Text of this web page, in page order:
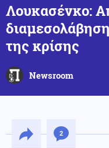
Λουκασένκο:
της κρίσης
Newsroom
2